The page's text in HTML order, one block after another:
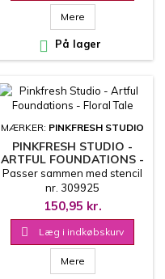
Mere
 På lager
MÆRKER: PINKFRESH STUDIO
PINKFRESH STUDIO -
ARTFUL FOUNDATIONS -
FLORAL TALE
Passer sammen med stencil
nr. 309925
150,95 kr.
 Læg i indkøbskurv
Mere